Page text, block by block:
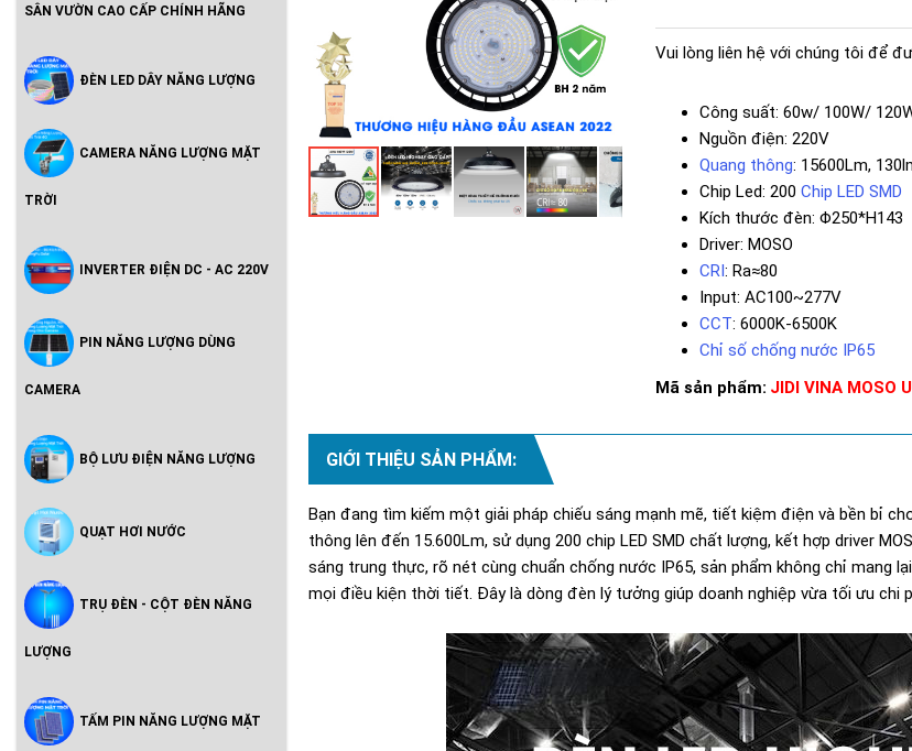
Vườn Cao Cấp Chính Hãng
SÂN VƯỜN CAO CẤP CHÍNH HÃNG
ĐÈN LED DÂY NĂNG LƯỢNG
CAMERA NĂNG LƯỢNG MẶT
TRỜI
INVERTER ĐIỆN DC - AC 220V
PIN NĂNG LƯỢNG DÙNG
CAMERA
BỘ LƯU ĐIỆN NĂNG LƯỢNG
QUẠT HƠI NƯỚC
TRỤ ĐÈN - CỘT ĐÈN NĂNG
LƯỢNG
TẤM PIN NĂNG LƯỢNG MẶT
Vui lòng liên hệ với chúng tôi để
Công suất: 60w/ 100W/
Nguồn điện: 220V
Quang thông: 15600Lm,
Chip Led: 200 Chip LED SMD
Kích thước đèn: Φ250*H143
Driver: MOSO
CRI: Ra≈80
Input: AC100~277V
CCT: 6000K-6500K
Chỉ số chống nước IP65
Mã sản phẩm: JIDI VINA MOSO
GIỚI THIỆU SẢN PHẨM:
Bạn đang tìm kiếm một giải pháp chiếu sáng mạnh mẽ, tiết kiệm điện và bền bỉ
thông lên đến 15.600Lm, sử dụng 200 chip LED SMD chất lượng, kết hợp driver
sáng trung thực, rõ nét cùng chuẩn chống nước IP65, sản phẩm không chỉ
mọi điều kiện thời tiết. Đây là dòng đèn lý tưởng giúp doanh nghiệp vừa tối ưu chi